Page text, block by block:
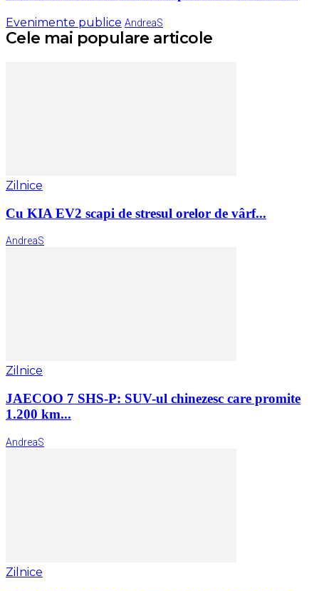
Evenimente publice AndreaS
Cele mai populare articole
Zilnice
Cu KIA EV2 scapi de stresul orelor de vârf...
AndreaS
Zilnice
JAECOO 7 SHS-P: SUV-ul chinezesc care promite
1.200 km...
AndreaS
Zilnice